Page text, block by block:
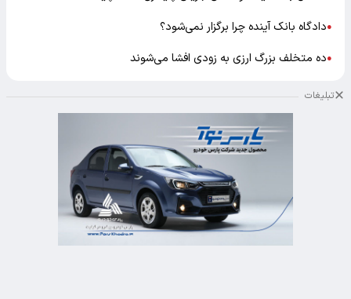
●دادگاه بانک آینده چرا برگزار نمی‌شود؟
●ده متخلف بزرگ ارزی به زودی افشا می‌شوند
تبلیغات